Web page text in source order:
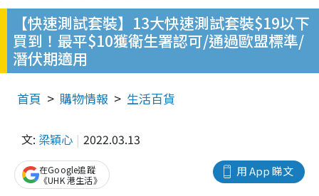
【快速測試套裝】13大快速測試套裝$19以下
買到！最平$10獲衛生署認可/通過歐盟標準/
潛伏期適用
首頁 購物情報 生活百貨
文: 梁穎心 2022.03.13
用 App 睇文
在Google追蹤
《UHK 港生活》